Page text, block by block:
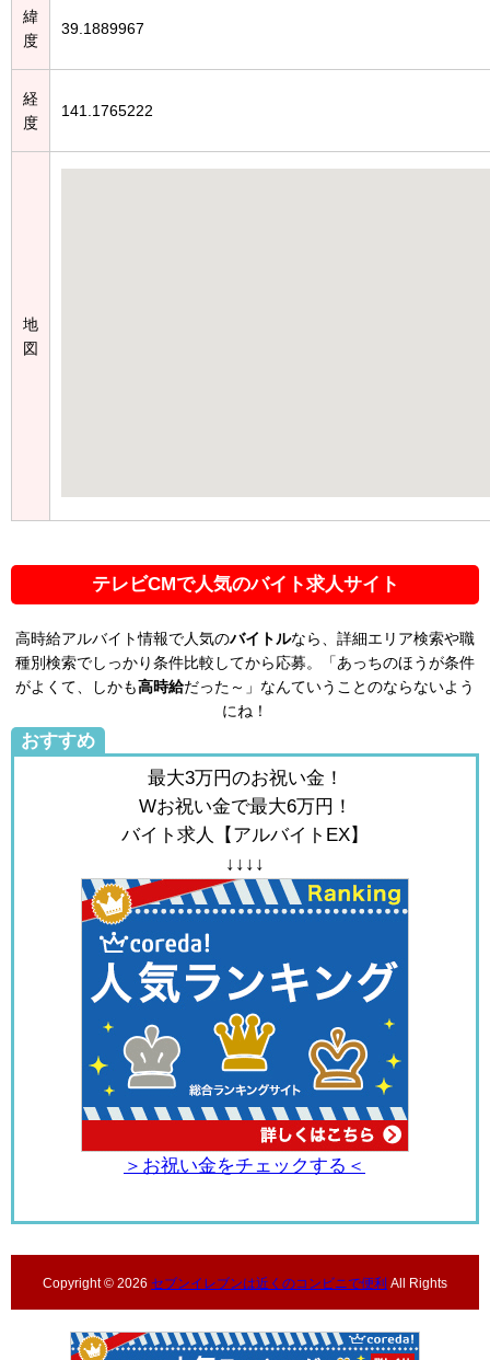
緯
度
39.1889967
経
度
141.1765222
地
図
テレビCMで人気のバイト求人サイト
高時給アルバイト情報で人気のバイトルなら、詳細エリア検索や職
種別検索でしっかり条件比較してから応募。「あっちのほうが条件
がよくて、しかも高時給だった～」なんていうことのならないよう
にね！
おすすめ
最大3万円のお祝い金！
Wお祝い金で最大6万円！
バイト求人【アルバイトEX】
↓↓↓↓
＞お祝い金をチェックする＜
Copyright © 2026 セブンイレブンは近くのコンビニで便利 All Rights
Reserved.